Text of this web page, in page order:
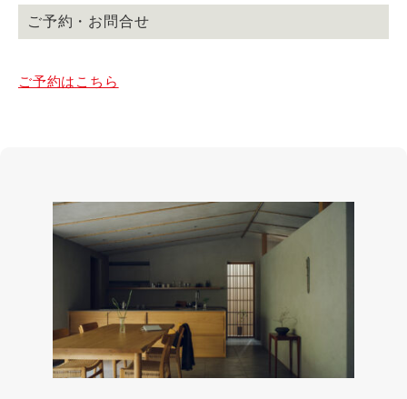
ご予約・お問合せ
ご予約はこちら